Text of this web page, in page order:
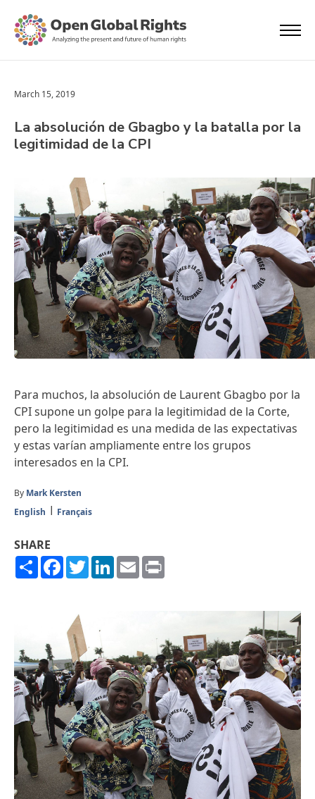
March 15, 2019
La absolución de Gbagbo y la batalla por la
legitimidad de la CPI
Para muchos, la absolución de Laurent Gbagbo por la
CPI supone un golpe para la legitimidad de la Corte,
pero la legitimidad es una medida de las expectativas
y estas varían ampliamente entre los grupos
interesados en la CPI.
By Mark Kersten
English
Français
SHARE
ShareFacebook
TwitterLinkedIn
Email